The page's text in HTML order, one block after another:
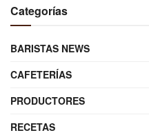
Categorías
BARISTAS NEWS
CAFETERÍAS
PRODUCTORES
RECETAS